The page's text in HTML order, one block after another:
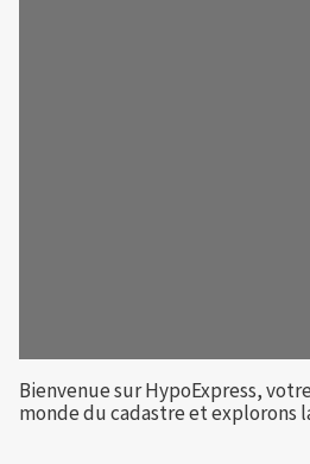
Bienvenue sur HypoExpress,
monde du cadastre et explorons